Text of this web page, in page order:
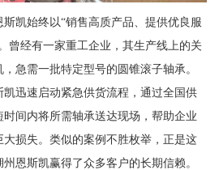
凯始终以“销售高质产品、提供优良服
曾经有一家重工企业，其生产线上的关
急需一批特定型号的圆锥滚子轴承。
迅速启动紧急供货流程，通过全国供
间内将所需轴承送达现场，帮助企业
损失。类似的案例不胜枚举，正是这
恩斯凯赢得了众多客户的长期信赖。